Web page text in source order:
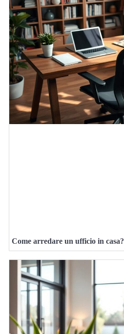
Come arredare un ufficio in casa?